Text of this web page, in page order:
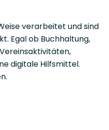
verarbeitet und sind
Egal ob Buchhaltung,
digitale Hilfsmittel.